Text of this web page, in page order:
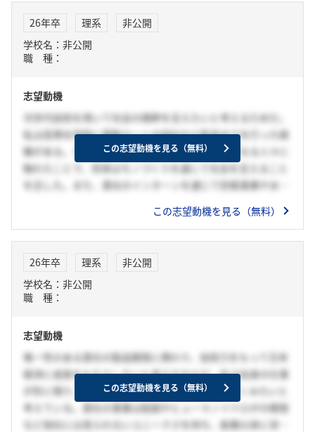
26年卒
理系
非公開
学校名：非公開
職 種：
志望動機
次世代技術を用いて社会の根幹を支えたいと考えるためだ。
私は高専在学時に電動カートの設計から製造までを行った経
験がある。そこで自分が手掛けた自動車で笑顔になる人々に
触れたことで、将来はモノづくりを通じて社会を支えること
を志した。また、貴社のインターンを通じて防衛事業や水素
た。私も貴社のどちらかの事業に挑戦し、次代を支える技術
この志望動機を見る（無料）
この志望動機を見る（無料）
26年卒 理系
非公開
学校名：非公開
職 種：
志望動機
唯一性のある貴社の製品開発に携わり、技術力をもって日本
経済に成長をもたらしたいと考えたからだ。私は自身の仕事
が形に残り、また自分にしかできない仕事にとりくみたいと
考えている。貴社の事業は船舶やヒューマノイドロボの開発
など他社には見られないユニークさを持ち、創業以来に世界
この志望動機を見る（無料）